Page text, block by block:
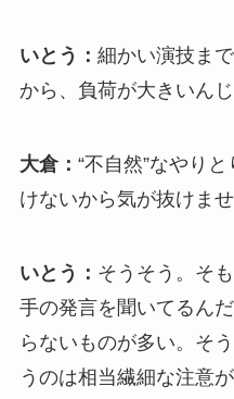
いとう： 細かい演技ま
から、負荷が大きいん
大倉： “不自然”なやり
けないから気が抜けませ
いとう： そうそう。そ
手の発言を聞いてるん
らないものが多い。そ
うのは相当繊細な注意